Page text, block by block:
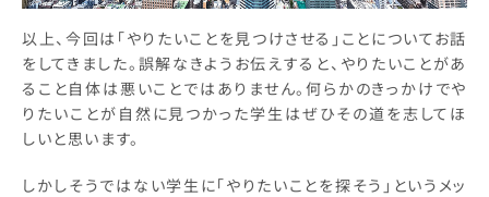
以上、今回は「やりたいことを見つけさせる」ことについてお話
をしてきました。誤解なきようお伝えすると、やりたいことがあ
ること自体は悪いことではありません。何らかのきっかけでや
りたいことが自然に見つかった学生はぜひその道を志してほ
しいと思います。
しかしそうではない学生に「やりたいことを探そう」というメッ